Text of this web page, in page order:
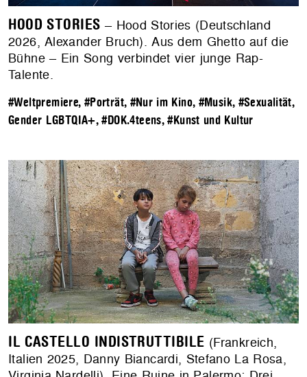
HOOD STORIES – Hood Stories (Deutschland
2026, Alexander Bruch). Aus dem Ghetto auf die
Bühne – Ein Song verbindet vier junge Rap-
Talente.
#Weltpremiere, #Porträt, #Nur im Kino, #Musik, #Sexualität,
Gender LGBTQIA+,#DOK.4teens,#Kunst und Kultur
IL CASTELLO INDISTRUTTIBILE (Frankreich,
Italien 2025, Danny Biancardi, Stefano La Rosa,